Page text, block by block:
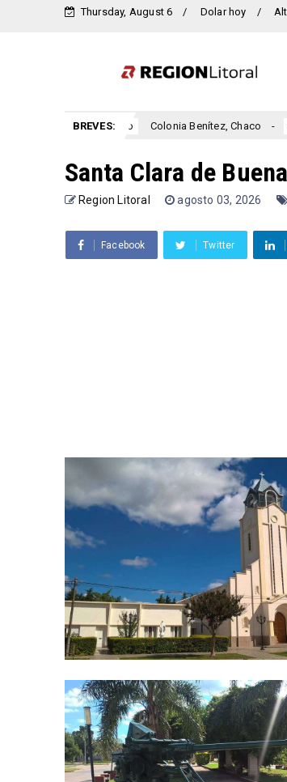
Thursday, August 6 Dolar hoy
BREVES:
chaco Colonia Benítez, Chaco chaco
Santa Clara de
Region Litoral agosto 03, 2026
Facebook Twitter